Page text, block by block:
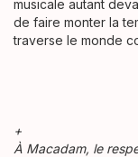
musicale autant
de faire monter la
traverse le monde
+
À Macadam, le